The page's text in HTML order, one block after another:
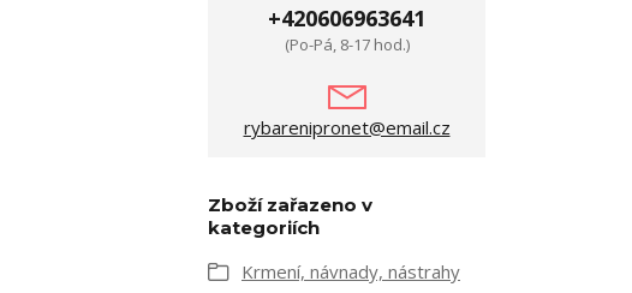
+420606963641
(Po-Pá, 8-17 hod.)
rybarenipronet@email.cz
Zboží zařazeno v
kategoriích
Krmení, návnady, nástrahy